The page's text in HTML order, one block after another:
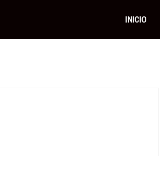
INICIO